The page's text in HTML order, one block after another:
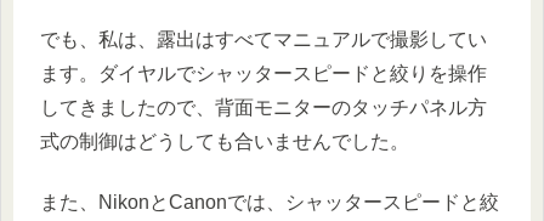
でも、私は、露出はすべてマニュアルで撮影してい
ます。ダイヤルでシャッタースピードと絞りを操作
してきましたので、背面モニターのタッチパネル方
式の制御はどうしても合いませんでした。
また、NikonとCanonでは、シャッタースピードと絞